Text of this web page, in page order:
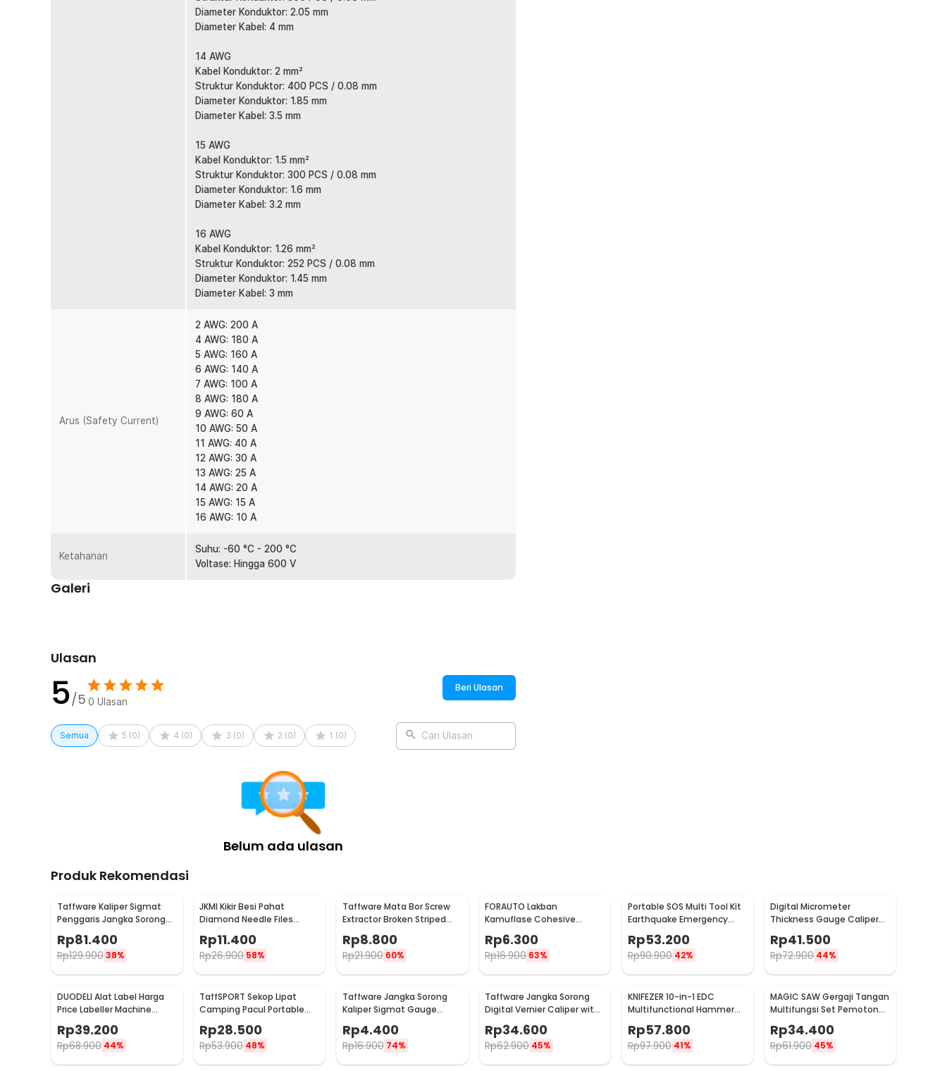
Diameter Konduktor: 2.05 mm
Diameter Kabel: 4 mm
14 AWG
Kabel Konduktor: 2 mm²
Struktur Konduktor: 400 PCS / 0.08 mm
Diameter Konduktor: 1.85 mm
Diameter Kabel: 3.5 mm
15 AWG
Kabel Konduktor: 1.5 mm²
Struktur Konduktor: 300 PCS / 0.08 mm
Diameter Konduktor: 1.6 mm
Diameter Kabel: 3.2 mm
16 AWG
Kabel Konduktor: 1.26 mm²
Struktur Konduktor: 252 PCS / 0.08 mm
Diameter Konduktor: 1.45 mm
Diameter Kabel: 3 mm
Arus (Safety Current)
2 AWG: 200 A
4 AWG: 180 A
5 AWG: 160 A
6 AWG: 140 A
7 AWG: 100 A
8 AWG: 180 A
9 AWG: 60 A
10 AWG: 50 A
11 AWG: 40 A
12 AWG: 30 A
13 AWG: 25 A
14 AWG: 20 A
15 AWG: 15 A
16 AWG: 10 A
Ketahanan
Suhu: -60 °C - 200 °C
Voltase: Hingga 600 V
Galeri
Ulasan
5/5 0 Ulasan
Beri Ulasan
Semua 5 (0) 4 (0) 3 (0) 2 (0) 1 (0) Cari Ulasan
Belum ada ulasan
Produk Rekomendasi
Taffware Kaliper Sigmat
Penggaris Jangka Sorong
Digital LCD 150mm - SH20
Rp81.400
Rp129.900 38%
JKMI Kikir Besi Pahat
Diamond Needle Files
Rp11.400
Rp26.900 58%
Taffware Mata Bor Screw
Extractor Broken Striped
Screw Remover 4 PCS - S2
Rp8.800
Rp21.900 60%
FORAUTO Lakban
Kamuflase Cohesive
Bandage Tape Hunting
4.5M 50mm - H10
Rp6.300
Rp16.900 63%
Portable SOS Multi Tool Kit
Earthquake Emergency
Outdoor Survival - JT21
Rp53.200
Rp90.900 42%
Digital Micrometer
Thickness Gauge Caliper
TDT25
Rp41.500
Rp72.900 44%
DUODELI Alat Label Harga
Price Labeller Machine
Coding - MX-5500
Rp39.200
Rp68.900 44%
TaffSPORT Sekop Lipat
Camping Pacul Portable
Tactical Survival 40cm - 101
Rp28.500
Rp53.900 48%
Taffware Jangka Sorong
Kaliper Sigmat Gauge
600
Rp4.400
Rp16.900 74%
Taffware Jangka Sorong
Digital Vernier Caliper with
LCD Screen 150mm - JIGO-
150
Rp34.600
Rp62.900 45%
KNIFEZER 10-in-1 EDC
Multifunctional Hammer
Tool for Camping Survival -
WL-9003
Rp57.800
Rp97.900 41%
MAGIC SAW Gergaji Tangan
Multifungsi Set Pemotong
Kayu Besi
Rp34.400
Rp61.900 45%